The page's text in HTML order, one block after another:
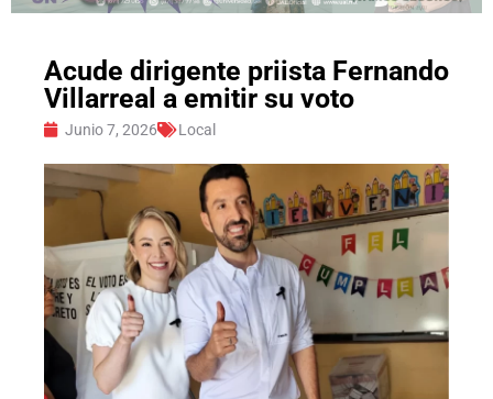
Acude dirigente priista Fernando
Villarreal a emitir su voto
Junio 7, 2026 Local